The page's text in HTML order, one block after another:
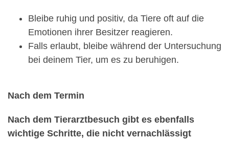
Bleibe ruhig und positiv, da Tiere oft auf die
Emotionen ihrer Besitzer reagieren.
Falls erlaubt, bleibe während der Untersuchung
bei deinem Tier, um es zu beruhigen.
Nach dem Termin
Nach dem Tierarztbesuch gibt es ebenfalls
wichtige Schritte, die nicht vernachlässigt